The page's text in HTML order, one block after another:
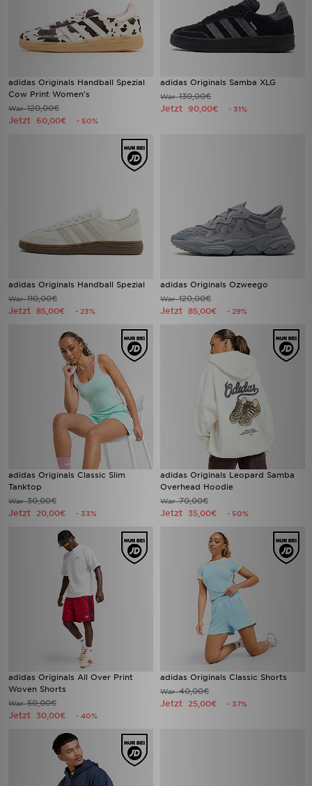
adidas Originals Handball Spezial
Cow Print Women's
War120,00€
Jetzt 60,00€ - 50%
adidas Originals Samba XLG
War130,00€
Jetzt 90,00€ - 31%
adidas Originals Handball Spezial
War110,00€
Jetzt 85,00€ - 23%
adidas Originals Ozweego
War120,00€
Jetzt 85,00€ - 29%
adidas Originals Classic Slim
Tanktop
War30,00€
Jetzt 20,00€ - 33%
adidas Originals Leopard Samba
Overhead Hoodie
War70,00€
Jetzt 35,00€ - 50%
adidas Originals All Over Print
Woven Shorts
War50,00€
Jetzt 30,00€ - 40%
adidas Originals Classic Shorts
War40,00€
Jetzt 25,00€ - 37%